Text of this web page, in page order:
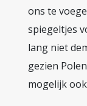
ons te
spiegeltjes
lang niet
gezien
mogelijk